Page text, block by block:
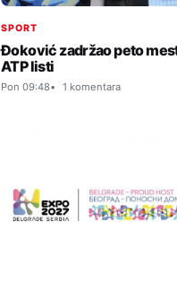
SPORT
Đoković zadržao peto
ATP listi
Pon 09:48 1 komentara